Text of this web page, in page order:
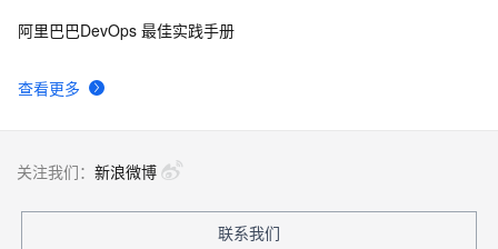
查看更多
阿里巴巴DevOps 最佳实践手册
关注我们： 新浪微博
联系我们